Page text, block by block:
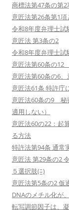
商標法第47条の第
意匠法第26条第1
令和8年度弁理士
意匠法 第3条の2
令和8年度弁理士
意匠法第60条の
意匠法第60条の6、
意匠法61条 特許庁
意匠法60条の9 秘
適用しない）
意匠法60の22：起
る方法
特許法第94条 通常
意匠法 第29条の2
５選択肢(ﾆ)
意匠法第5条の2 仮
DNAのメチル化が
転写調節因子は、